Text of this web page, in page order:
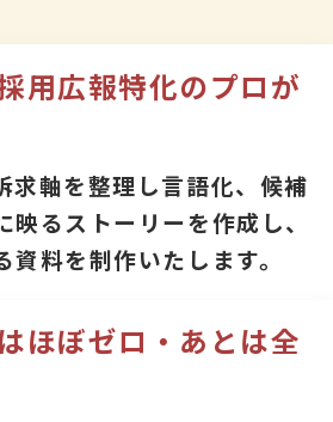
用広報特化のプロが
求軸を整理し言語化、候補
映るストーリーを作成し、
料を制作いたします。
ほぼゼロ・あとは全